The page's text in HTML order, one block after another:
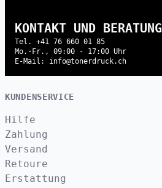
KONTAKT UND BERATUNG
Tel. +41 76 660 01 85
Mo.-Fr., 09:00 - 17:00 Uhr
E-Mail: info@tonerdruck.ch
KUNDENSERVICE
Hilfe
Zahlung
Versand
Retoure
Erstattung